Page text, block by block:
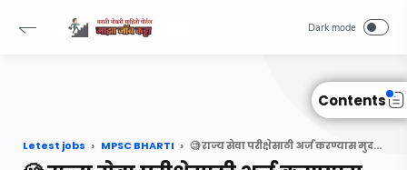
Contents
Letest jobs MPSC BHARTI 🧐 राज्य सेवा परीक्षेसाठी अर्ज करण्यास मुदतवाढ!